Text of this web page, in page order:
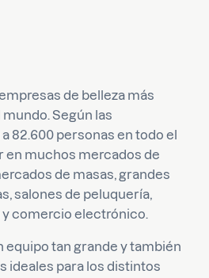
de belleza más
Según las
82.600 personas en todo el
en muchos mercados de
de masas, grandes
salones de peluquería,
comercio electrónico.
equipo tan grande y también
ideales para los distintos